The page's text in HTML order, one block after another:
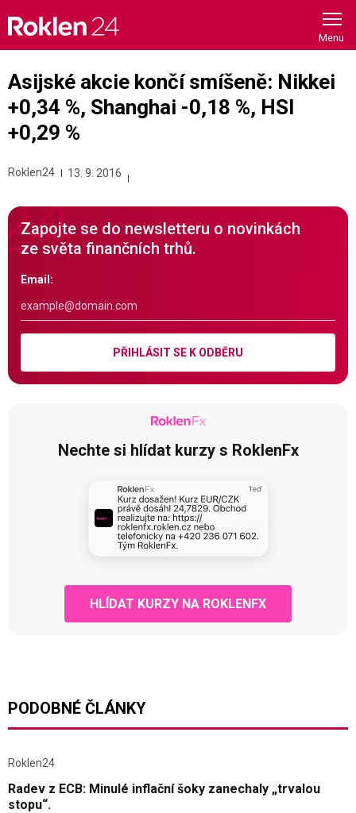
content
Asijské akcie končí smíšeně: Nikkei
+0,34 %, Shanghai -0,18 %, HSI
+0,29 %
Roklen24 13. 9. 2016
Zapojte se do newsletteru o novinkách
ze světa finančních trhů.
Email:
PŘIHLÁSIT SE K ODBĚRU
Nechte si hlídat kurzy s RoklenFx
HLÍDAT KURZY NA ROKLENFX
PODOBNÉ ČLÁNKY
Roklen24
Radev z ECB: Minulé inflační šoky zanechaly „trvalou
stopu“.